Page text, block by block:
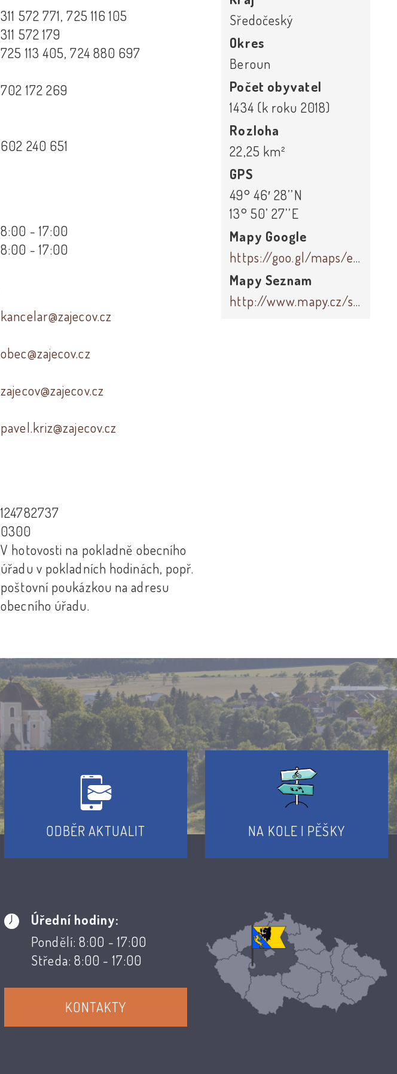
311 572 771, 725 116 105
311 572 179
725 113 405, 724 880 697
702 172 269
602 240 651
8:00 - 17:00
8:00 - 17:00
kancelar@zajecov.cz
obec@zajecov.cz
zajecov@zajecov.cz
pavel.kriz@zajecov.cz
124782737
0300
V hotovosti na pokladně obecního
úřadu v pokladních hodinách, popř.
poštovní poukázkou na adresu
obecního úřadu.
Sředočeský
Okres
Beroun
Počet obyvatel
1434 (k roku 2018)
Rozloha
22,25 km²
GPS
49° 46′ 28’’N
13° 50’ 27’’E
Mapy Google
https://goo.gl/maps/eUW0H
Mapy Seznam
http://www.mapy.cz/s/gkEW
ODBĚR AKTUALIT NA KOLE I PĚŠKY
Úřední hodiny:
Pondělí: 8:00 - 17:00
Středa: 8:00 - 17:00
KONTAKTY